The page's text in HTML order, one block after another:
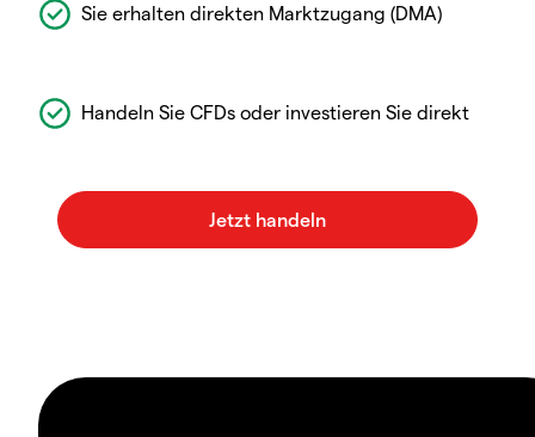
Sie erhalten direkten Marktzugang (DMA)
Handeln Sie CFDs oder investieren Sie direkt